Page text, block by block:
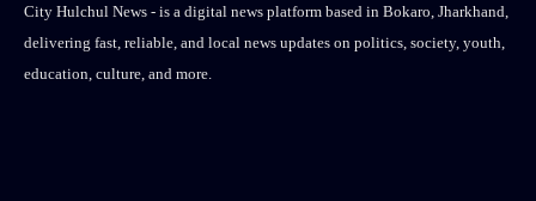
City Hulchul News - is a digital news platform based in Bokaro, Jharkhand,
delivering fast, reliable, and local news updates on politics, society, youth,
education, culture, and more.